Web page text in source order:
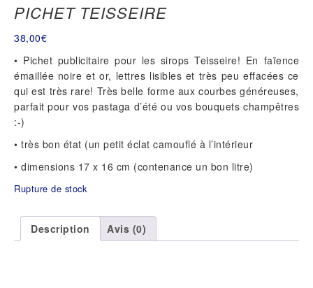
PICHET TEISSEIRE
38,00€
• Pichet publicitaire pour les sirops Teisseire! En faïence
émaillée noire et or, lettres lisibles et très peu effacées ce
qui est très rare! Très belle forme aux courbes généreuses,
parfait pour vos pastaga d’été ou vos bouquets champêtres
:-)
• très bon état (un petit éclat camouflé à l’intérieur
• dimensions 17 x 16 cm (contenance un bon litre)
Rupture de stock
Description Avis (0)